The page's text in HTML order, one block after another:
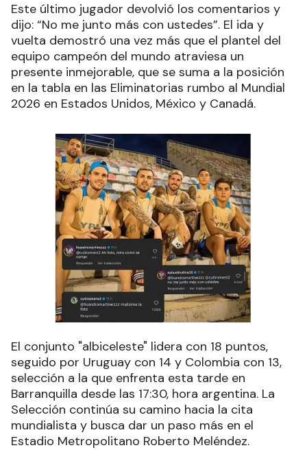
Este último jugador devolvió los comentarios y
dijo: “No me junto más con ustedes”. El ida y
vuelta demostró una vez más que el plantel del
equipo campeón del mundo atraviesa un
presente inmejorable, que se suma a la posición
en la tabla en las Eliminatorias rumbo al Mundial
2026 en Estados Unidos, México y Canadá.
El conjunto "albiceleste" lidera con 18 puntos,
seguido por Uruguay con 14 y Colombia con 13,
selección a la que enfrenta esta tarde en
Barranquilla desde las 17:30, hora argentina. La
Selección continúa su camino hacia la cita
mundialista y busca dar un paso más en el
Estadio Metropolitano Roberto Meléndez.